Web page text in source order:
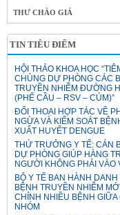
THƯ CHÀO GIÁ
TIN TIÊU ĐIỂM
HỘI THẢO KHOA HỌC
CHỦNG DỰ PHÒNG CÁC
TRUYỀN NHIỄM ĐƯỜNG
(PHẾ CẦU – RSV – CÚM)”
ĐỐI THOẠI HỢP TÁC VỀ
NGỪA VÀ KIỂM SOÁT
XUẤT HUYẾT DENGUE
THỨ TRƯỞNG Y TẾ: CÁN
DỰ PHÒNG GIÚP HÀNG
NGƯỜI KHÔNG PHẢI VÀO
BỘ Y TẾ BAN HÀNH DANH
BỆNH TRUYỀN NHIỄM
CHỈNH NHIỀU BỆNH GIỮA
NHÓM